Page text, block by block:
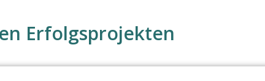
Erfolgsprojekten